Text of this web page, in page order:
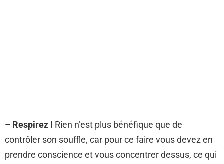
– Respirez ! Rien n’est plus bénéfique que de
contrôler son souffle, car pour ce faire vous devez en
prendre conscience et vous concentrer dessus, ce qui